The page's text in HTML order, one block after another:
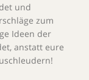
und
zum
Ideen der
anstatt eure